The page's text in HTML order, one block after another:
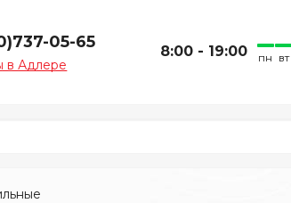
05-65
в Адлере
8:00 - 19:00 пн вт